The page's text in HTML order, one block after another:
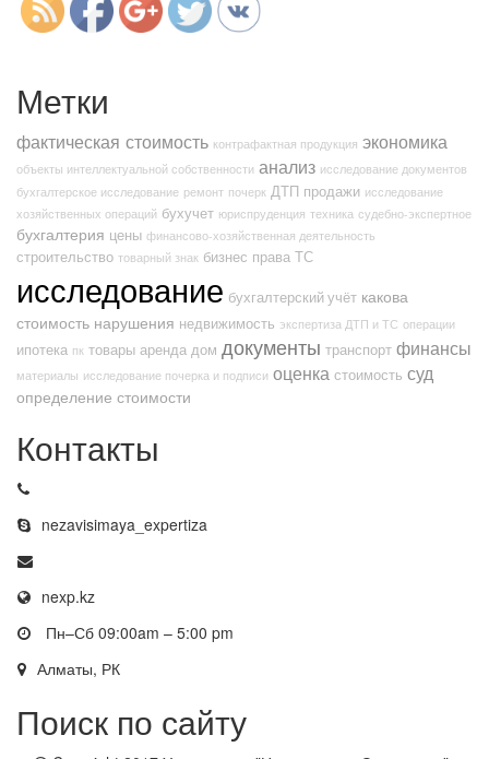
Метки
фактическая стоимость контрафактная продукция экономика
объекты интеллектуальной собственности анализ исследование документов
бухгалтерское исследование ремонт почерк ДТП продажи исследование
хозяйственных операций бухучет юриспруденция техника судебно-экспертное
бухгалтерия цены финансово-хозяйственная деятельность
строительство товарный знак бизнес права ТС
исследование бухгалтерский учёт какова
стоимость нарушения недвижимость экспертиза ДТП и ТС операции
ипотека пк товары аренда дом документы транспорт финансы
материалы исследование почерка и подписи оценка стоимость суд
определение стоимости
Контакты
nezavisimaya_expertiza
nexp.kz
Пн–Сб 09:00am – 5:00 pm
Алматы, РК
Поиск по сайту